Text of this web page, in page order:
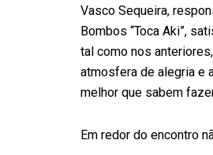
Vasco Sequeira,
Bombos “Toca Aki”,
tal como nos
atmosfera de alegria e
melhor que sabem
Em redor do encontro